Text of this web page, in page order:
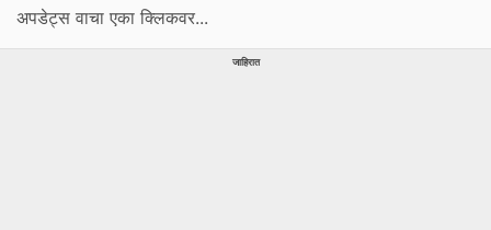
अपडेट्स वाचा एका क्लिकवर...
जाहिरात